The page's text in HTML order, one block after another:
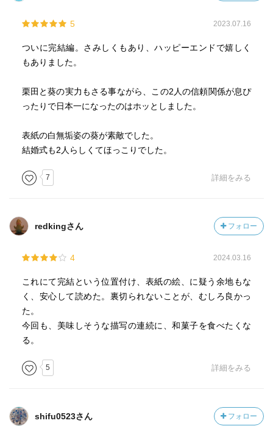
5 2023.07.16
ついに完結編。さみしくもあり、ハッピーエンドで嬉しく
もありました。
栗田と葵の実力もさる事ながら、この2人の信頼関係が息ぴ
ったりで日本一になったのはホッとしました。
表紙の白無垢姿の葵が素敵でした。
結婚式も2人らしくてほっこりでした。
7 詳細をみる
redkingさん フォロー
4 2024.03.16
これにて完結という位置付け、表紙の絵、に疑う余地もな
く、安心して読めた。裏切られないことが、むしろ良かっ
た。
今回も、美味しそうな描写の連続に、和菓子を食べたくな
る。
5 詳細をみる
shifu0523さん フォロー